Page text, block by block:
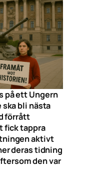
på ett Ungern
ska bli nästa
förrått
fick tappra
aktivt
deras tidning
den var